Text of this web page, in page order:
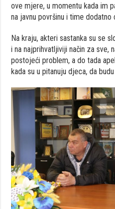
ove mjere, u momentu kada im
na javnu površinu i time dodatno
Na kraju, akteri sastanka su se
i na najprihvatljiviji način za sve,
postojeći problem, a do tada
kada su u pitanuju djeca, da